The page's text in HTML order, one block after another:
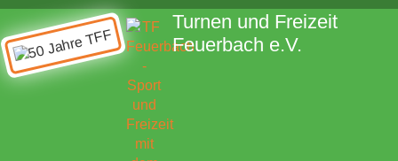
Turnen und Freizeit
Feuerbach e.V.